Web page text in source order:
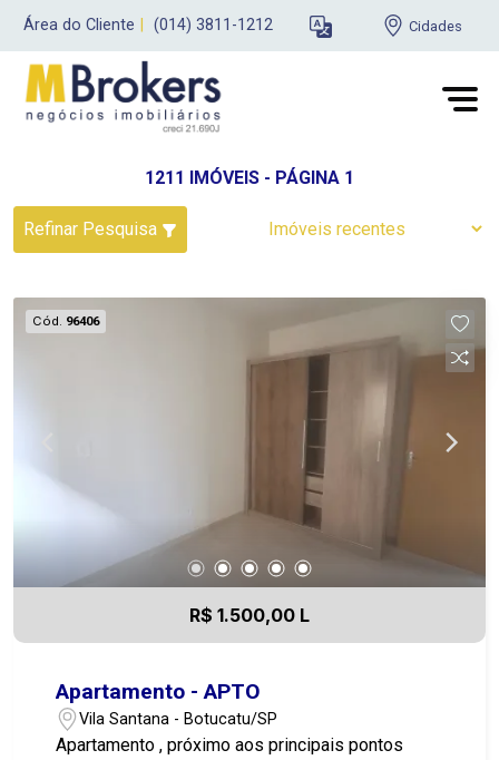
Área do Cliente (014) 3811-1212 Cidades
1211 IMÓVEIS - PÁGINA 1
Refinar Pesquisa
Cód. 96406
R$ 1.500,00 L
Apartamento - APTO
Vila Santana - Botucatu/SP
Apartamento , próximo aos principais pontos